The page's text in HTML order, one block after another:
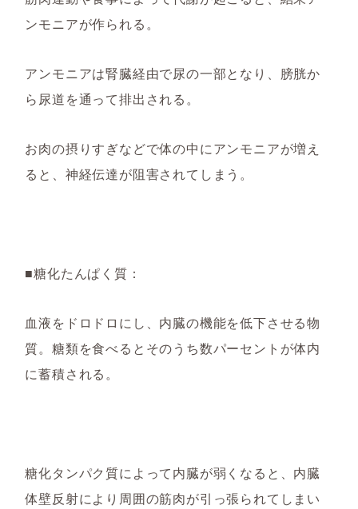
ンモニアが作られる。
アンモニアは腎臓経由で尿の一部となり、膀胱か
ら尿道を通って排出される。
お肉の摂りすぎなどで体の中にアンモニアが増え
ると、神経伝達が阻害されてしまう。
■糖化たんぱく質：
血液をドロドロにし、内臓の機能を低下させる物
質。糖類を食べるとそのうち数パーセントが体内
に蓄積される。
糖化タンパク質によって内臓が弱くなると、内臓
体壁反射により周囲の筋肉が引っ張られてしまい